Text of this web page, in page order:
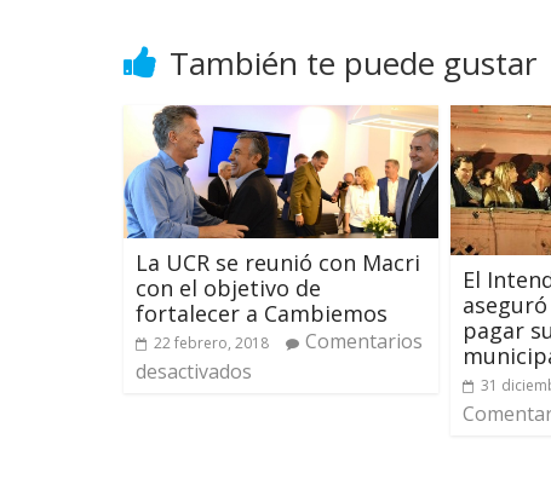
También te puede gustar
La UCR se reunió con Macri
con el objetivo de
fortalecer a Cambiemos
22 febrero, 2018
Comentarios
desactivados
El
pagar
31